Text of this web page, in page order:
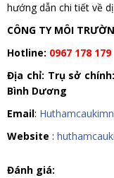
hướng dẫn chi tiết về
CÔNG TY MÔI
Hotline: 0967 178 179
Địa chỉ: Trụ sở
Bình Dương
Email:
Website :
Đánh giá: